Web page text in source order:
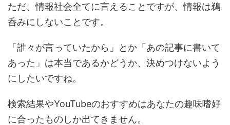
ただ、情報社会全てに言えることですが、情報は鵜
呑みにしないことです。
「誰々が言っていたから」とか「あの記事に書いて
あった」は本当であるかどうか、決めつけないよう
にしたいですね。
検索結果やYouTubeのおすすめはあなたの趣味嗜好
に合ったものしか出てきません。